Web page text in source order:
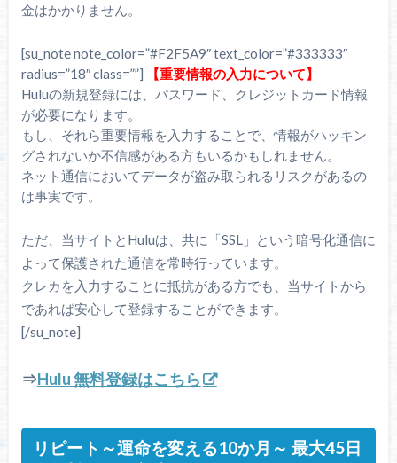
金はかかりません。
[su_note note_color=”#F2F5A9″ text_color=”#333333″
radius=”18″ class=””]
【重要情報の入力について】
Huluの新規登録には、パスワード、クレジットカード情報
が必要になります。
もし、それら重要情報を入力することで、情報がハッキン
グされないか不信感がある方もいるかもしれません。
ネット通信においてデータが盗み取られるリスクがあるの
は事実です。
ただ、当サイトとHuluは、共に「SSL」という暗号化通信に
よって保護された通信を常時行っています。
クレカを入力することに抵抗がある方でも、当サイトから
であれば安心して登録することができます。
[/su_note]
⇒Hulu 無料登録はこちら
リピート～運命を変える10か月～ 最大45日